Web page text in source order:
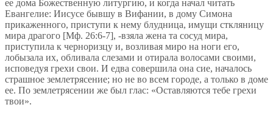
ее дома Божественную литургию, и когда начал читать
Евангелие: Иисусе бывшу в Вифании, в дому Симона
прикаженного, приступи к нему блудница, имущи сткляницу
мира драгого [Мф. 26:6-7], -взяла жена та сосуд мира,
приступила к черноризцу и, возливая миро на ноги его,
лобызала их, обливала слезами и отирала волосами своими,
исповедуя грехи свои. И едва совершила она сие, началось
страшное землетрясение; но не во всем городе, а только в доме
ее. По землетрясении же был глас: «Оставляются тебе грехи
твои».